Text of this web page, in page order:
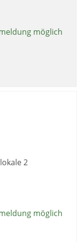
möglich
2
möglich